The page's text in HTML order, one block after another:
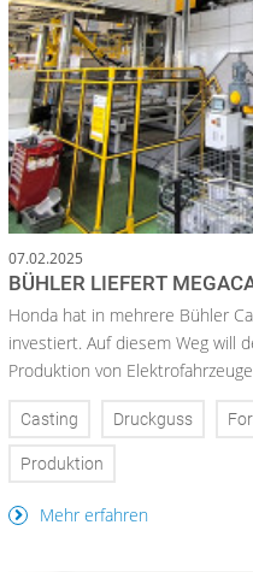
07.02.2025
BÜHLER LIEFERT
Honda hat in mehrere Bühler
investiert. Auf diesem Weg will
Produktion von
Casting Druckguss
Produktion
Mehr erfahren